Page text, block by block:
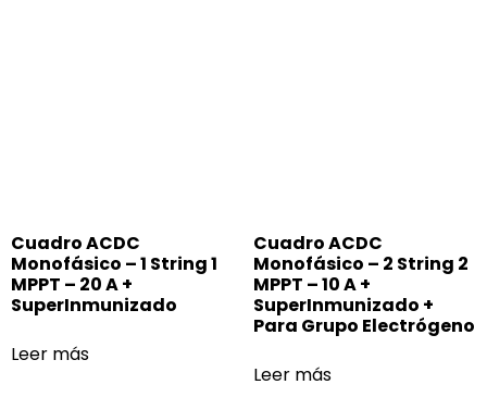
Cuadro ACDC
Monofásico – 1 String 1
MPPT – 20 A +
SuperInmunizado
Leer más
Cuadro ACDC
Monofásico – 2 String 2
MPPT – 10 A +
SuperInmunizado +
Para Grupo Electrógeno
Leer más